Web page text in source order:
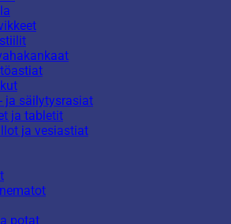
ja säilytysrasiat
ja tabletit
ja vesiastiat
potat